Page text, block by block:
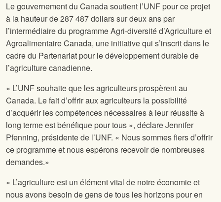
Le gouvernement du Canada soutient l’UNF pour ce projet
à la hauteur de 287 487 dollars sur deux ans par
l’intermédiaire du programme Agri-diversité d’Agriculture et
Agroalimentaire Canada, une initiative qui s’inscrit dans le
cadre du Partenariat pour le développement durable de
l’agriculture canadienne.
« L’UNF souhaite que les agriculteurs prospèrent au
Canada. Le fait d’offrir aux agriculteurs la possibilité
d’acquérir les compétences nécessaires à leur réussite à
long terme est bénéfique pour tous », déclare Jennifer
Pfenning, présidente de l’UNF. « Nous sommes fiers d’offrir
ce programme et nous espérons recevoir de nombreuses
demandes.»
« L’agriculture est un élément vital de notre économie et
nous avons besoin de gens de tous les horizons pour en